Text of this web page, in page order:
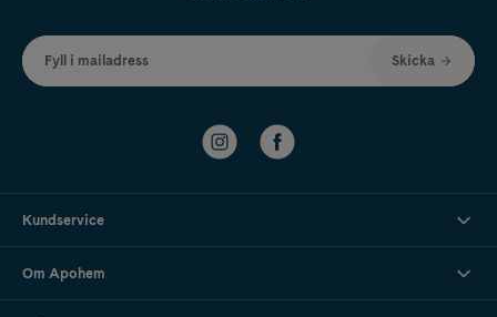
Fyll i mailadress Skicka
Kundservice
Om Apohem